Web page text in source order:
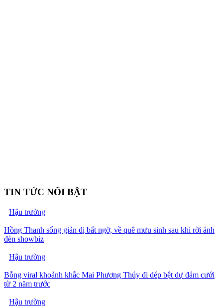
TIN TỨC NỔI BẬT
Hậu trường
Hồng Thanh sống giản dị bất ngờ, về quê mưu sinh sau khi rời ánh
đèn showbiz
Hậu trường
Bỗng viral khoảnh khắc Mai Phương Thúy đi dép bệt dự đám cưới
từ 2 năm trước
Hậu trường